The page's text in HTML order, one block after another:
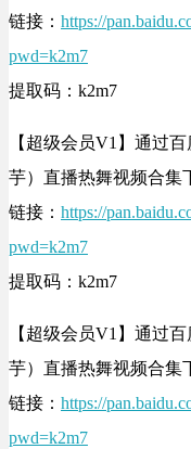
链接： https://
pwd=k2m7
提取码：k2m7
【超级会员V1】通过
芋）直播热舞视频合集
链接： https://
pwd=k2m7
提取码：k2m7
【超级会员V1】通过
芋）直播热舞视频合集
链接： https://
pwd=k2m7